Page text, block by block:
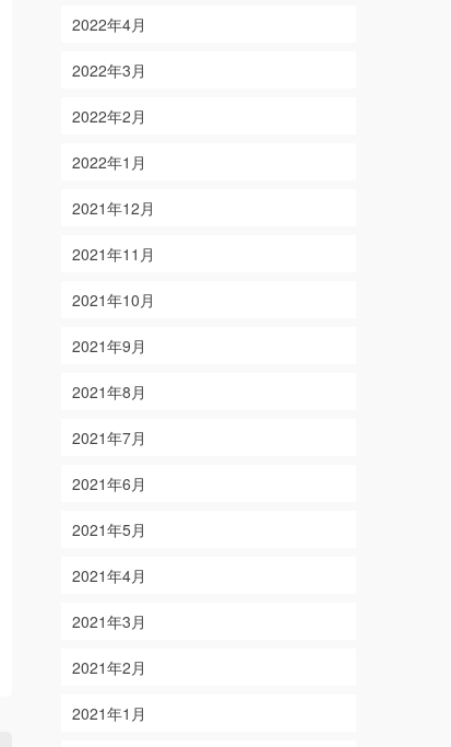
2022年4月
2022年3月
2022年2月
2022年1月
2021年12月
2021年11月
2021年10月
2021年9月
2021年8月
2021年7月
2021年6月
2021年5月
2021年4月
2021年3月
2021年2月
2021年1月